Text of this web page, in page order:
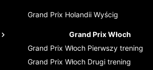
Grand Prix Holandii Wyścig
Grand Prix Włoch
Grand Prix Włoch Pierwszy trening
Grand Prix Włoch Drugi trening